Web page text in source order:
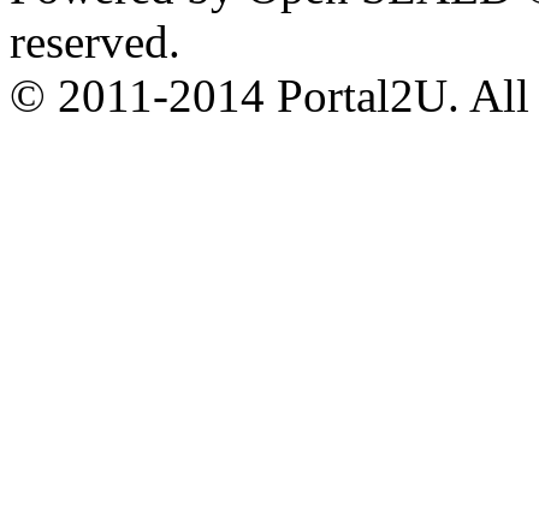
reserved.
© 2011-2014 Portal2U. All